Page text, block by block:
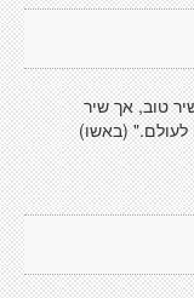
טוב, אך שיר
(באשו)